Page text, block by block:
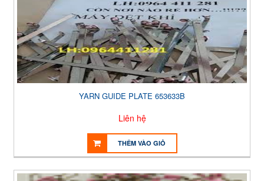
YARN GUIDE PLATE 653633B
Liên hệ
THÊM VÀO GIỎ